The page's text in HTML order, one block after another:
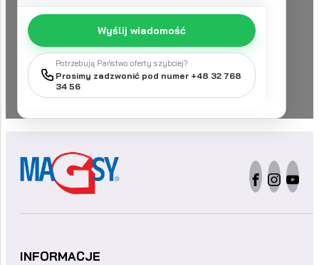
Wyślij wiadomość
Potrzebują Państwo oferty szybciej?
Prosimy zadzwonić pod numer +48 32 768
34 56
INFORMACJE